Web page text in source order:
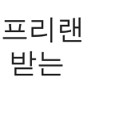
리랜
받는